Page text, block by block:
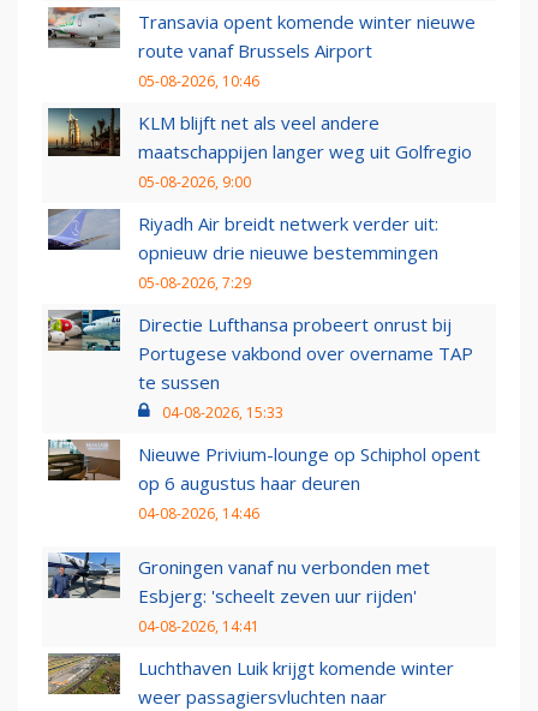
Transavia opent komende winter nieuwe
route vanaf Brussels Airport
05-08-2026, 10:46
KLM blijft net als veel andere
maatschappijen langer weg uit Golfregio
05-08-2026, 9:00
Riyadh Air breidt netwerk verder uit:
opnieuw drie nieuwe bestemmingen
05-08-2026, 7:29
Directie Lufthansa probeert onrust bij
Portugese vakbond over overname TAP
te sussen
04-08-2026, 15:33
Nieuwe Privium-lounge op Schiphol opent
op 6 augustus haar deuren
04-08-2026, 14:46
Groningen vanaf nu verbonden met
Esbjerg: 'scheelt zeven uur rijden'
04-08-2026, 14:41
Luchthaven Luik krijgt komende winter
weer passagiersvluchten naar